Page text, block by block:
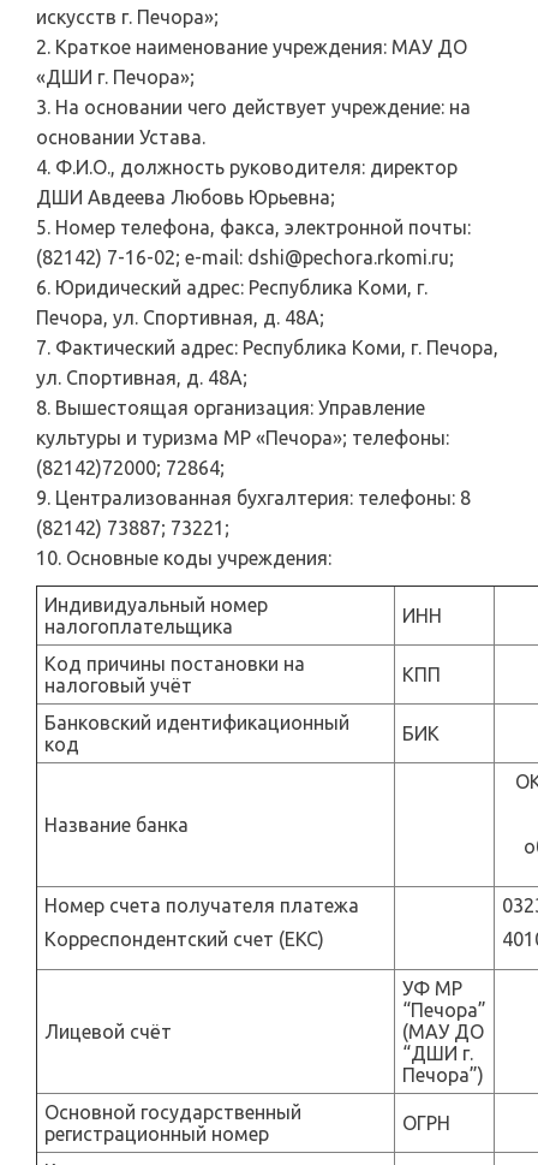
искусств г. Печора»;
2. Краткое наименование учреждения: МАУ ДО
«ДШИ г. Печора»;
3. На основании чего действует учреждение: на
основании Устава.
4. Ф.И.О., должность руководителя: директор
ДШИ Авдеева Любовь Юрьевна;
5. Номер телефона, факса, электронной почты:
(82142) 7-16-02; e-mail: dshi@pechora.rkomi.ru;
6. Юридический адрес: Республика Коми, г.
Печора, ул. Спортивная, д. 48А;
7. Фактический адрес: Республика Коми, г. Печора,
ул. Спортивная, д. 48А;
8. Вышестоящая организация: Управление
культуры и туризма МР «Печора»; телефоны:
(82142)72000; 72864;
9. Централизованная бухгалтерия: телефоны: 8
(82142) 73887; 73221;
10. Основные коды учреждения:
Индивидуальный номер
налогоплательщика
ИНН
Код причины постановки на
налоговый учёт
КПП
Банковский идентификационный
код
БИК
Название банка
Номер счета получателя платежа
Корреспондентский счет (ЕКС)
Лицевой счёт
УФ МР
“Печора”
(МАУ ДО
“ДШИ г.
Печора”)
Основной государственный
регистрационный номер
ОГРН